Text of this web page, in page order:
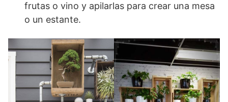
frutas o vino y apilarlas para crear una mesa
o un estante.